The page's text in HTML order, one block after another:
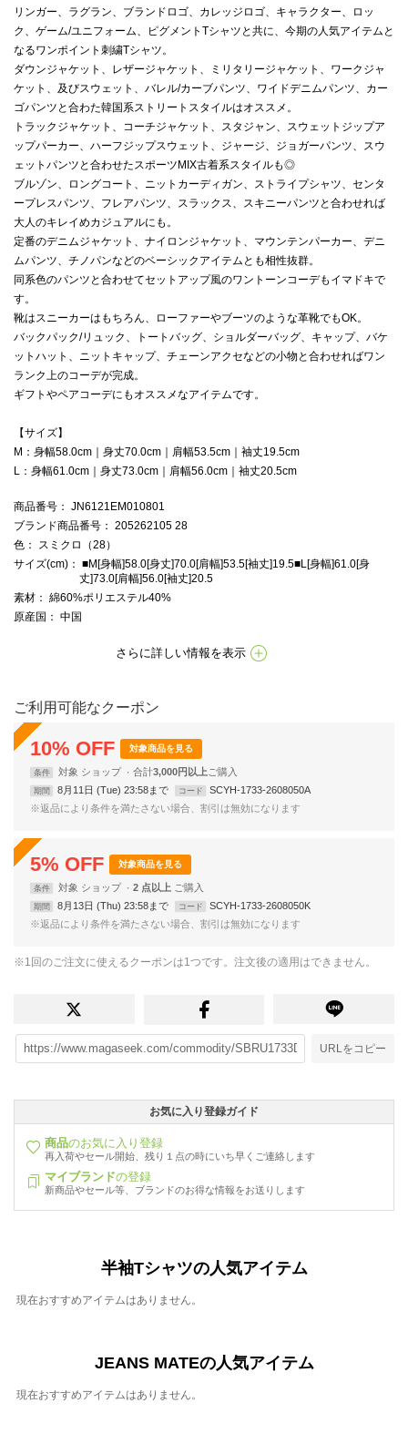
リンガー、ラグラン、ブランドロゴ、カレッジロゴ、キャラクター、ロッ
ク、ゲーム/ユニフォーム、ピグメントTシャツと共に、今期の人気アイテムと
なるワンポイント刺繍Tシャツ。
ダウンジャケット、レザージャケット、ミリタリージャケット、ワークジャ
ケット、及びスウェット、バレル/カーブパンツ、ワイドデニムパンツ、カー
ゴパンツと合わた韓国系ストリートスタイルはオススメ。
トラックジャケット、コーチジャケット、スタジャン、スウェットジップア
ップパーカー、ハーフジップスウェット、ジャージ、ジョガーパンツ、スウ
ェットパンツと合わせたスポーツMIX古着系スタイルも◎
ブルゾン、ロングコート、ニットカーディガン、ストライプシャツ、センタ
ープレスパンツ、フレアパンツ、スラックス、スキニーパンツと合わせれば
大人のキレイめカジュアルにも。
定番のデニムジャケット、ナイロンジャケット、マウンテンパーカー、デニ
ムパンツ、チノパンなどのベーシックアイテムとも相性抜群。
同系色のパンツと合わせてセットアップ風のワントーンコーデもイマドキで
す。
靴はスニーカーはもちろん、ローファーやブーツのような革靴でもOK。
バックパック/リュック、トートバッグ、ショルダーバッグ、キャップ、バケ
ットハット、ニットキャップ、チェーンアクセなどの小物と合わせればワン
ランク上のコーデが完成。
ギフトやペアコーデにもオススメなアイテムです。
【サイズ】
M：身幅58.0cm｜身丈70.0cm｜肩幅53.5cm｜袖丈19.5cm
L：身幅61.0cm｜身丈73.0cm｜肩幅56.0cm｜袖丈20.5cm
商品番号 ： JN6121EM010801
ブランド商品番号 ： 205262105 28
色 ： スミクロ（28）
サイズ(cm) ： ■M[身幅]58.0[身丈]70.0[肩幅]53.5[袖丈]19.5■L[身幅]61.0[身
丈]73.0[肩幅]56.0[袖丈]20.5
素材 ： 綿60%ポリエステル40%
原産国 ： 中国
さらに詳しい情報を表示
ご利用可能なクーポン
10% OFF 対象商品を見る
条件 対象 ショップ 合計3,000円以上
期間 8月11日 (Tue) 23:58まで コード
SCYH-1733-2608050A
※返品により条件を満たさない場合、割引は無効になります
5% OFF 対象商品を見る
条件 対象 ショップ 2 点以上
期間 8月13日 (Thu) 23:58まで コード
SCYH-1733-2608050K
※返品により条件を満たさない場合、割引は無効になります
※1回のご注文に使えるクーポンは1つです。注文後の適用はできません。
URLをコピー
お気に入り登録ガイド
商品のお気に入り登録
再入荷やセール開始、残り１点の時にいち早くご連絡します
マイブランドの登録
新商品やセール等、ブランドのお得な情報をお送りします
半袖Tシャツの人気アイテム
現在おすすめアイテムはありません。
JEANS MATEの人気アイテム
現在おすすめアイテムはありません。